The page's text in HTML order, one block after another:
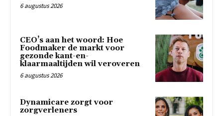
6 augustus 2026
CEO’s aan het woord: Hoe
Foodmaker de markt voor
gezonde kant-en-
klaarmaaltijden wil veroveren
6 augustus 2026
Dynamicare zorgt voor
zorgverleners